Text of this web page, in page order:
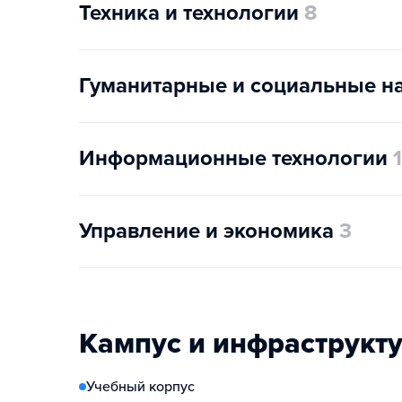
Техника и технологии 8
Гуманитарные и социальные
Информационные технологии 1
Управление и экономика 3
Кампус и
Учебный корпус